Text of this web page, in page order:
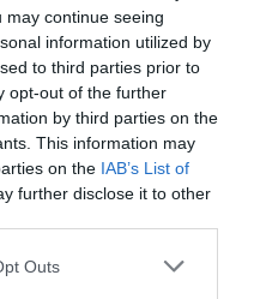
continue seeing
information utilized by
to third parties prior to
opt-out of the further
by third parties on the
This information may
on the IAB’s List of
further disclose it to other
Outs
ΔΗΜΟΣΘΕΝΟΥΣ
ΔΡΟΓΩΣΗΣ